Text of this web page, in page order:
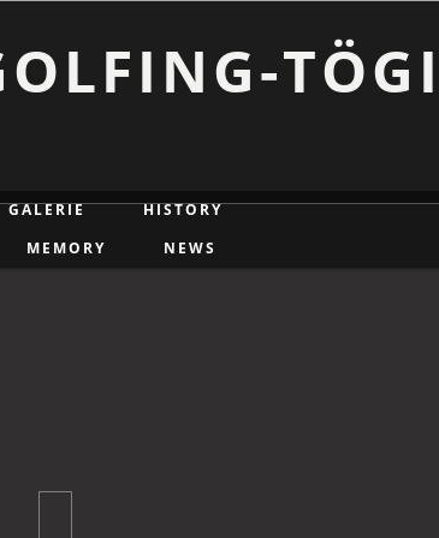
GALERIE
HISTORY
MEMORY NEWS